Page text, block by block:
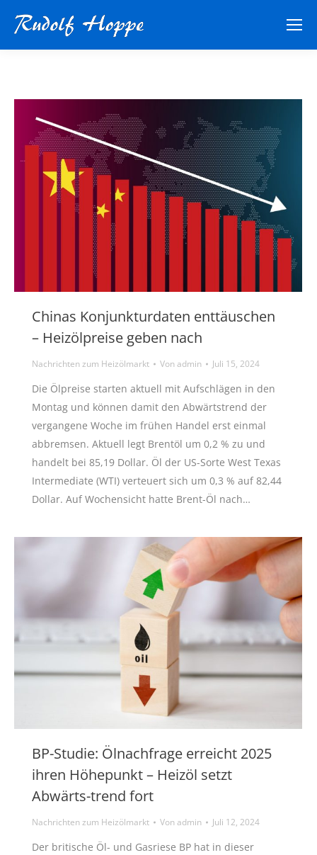
Chinas Konjunkturdaten enttäuschen
– Heizölpreise geben nach
Nachrichten zum Heizölmarkt Vonadmin Juli 15, 2024
Die Ölpreise starten aktuell mit Aufschlägen in den
Montag und können damit den Abwärtstrend der
vergangene Woche im frühen Handel erst einmal
abbremsen. Aktuell legt Brentöl um 0,2 % zu und
handelt bei 85,19 Dollar. Öl der US-Sorte West Texas
Intermediate (WTI) verteuert sich um 0,3 % auf 82,44
Dollar. Auf Wochensicht hatte Brent-Öl nach…
BP-Studie: Ölnachfrage erreicht 2025
ihren Höhepunkt – Heizöl setzt
Abwärts-trend fort
Nachrichten zum Heizölmarkt Vonadmin Juli 12, 2024
Der britische Öl- und Gasriese BP hat in dieser